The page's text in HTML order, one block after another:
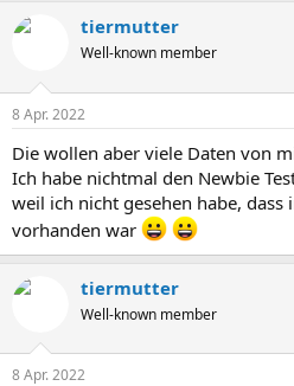
tiermutter
Well-known member
8 Apr. 2022
Die wollen aber viele Daten von
Ich habe nichtmal den Newbie
weil ich nicht gesehen habe, dass
vorhanden war
tiermutter
Well-known member
8 Apr. 2022